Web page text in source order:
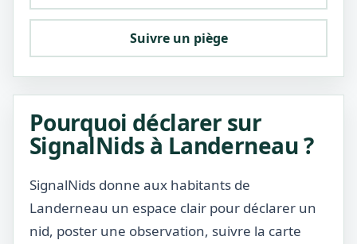
Suivre un piège
Pourquoi déclarer sur
SignalNids à Landerneau ?
SignalNids donne aux habitants de
Landerneau un espace clair pour déclarer un
nid, poster une observation, suivre la carte